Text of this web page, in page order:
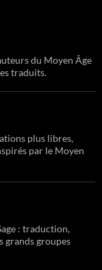
du Moyen Âge
traduits.
plus libres,
par le Moyen
: traduction,
grands groupes